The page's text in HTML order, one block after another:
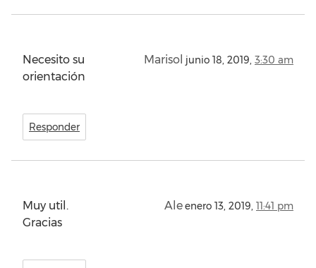
Marisol junio 18, 2019, 3:30 am
Necesito su
orientación
Responder
Aleenero 13, 2019, 11:41 pm
Muy util.
Gracias